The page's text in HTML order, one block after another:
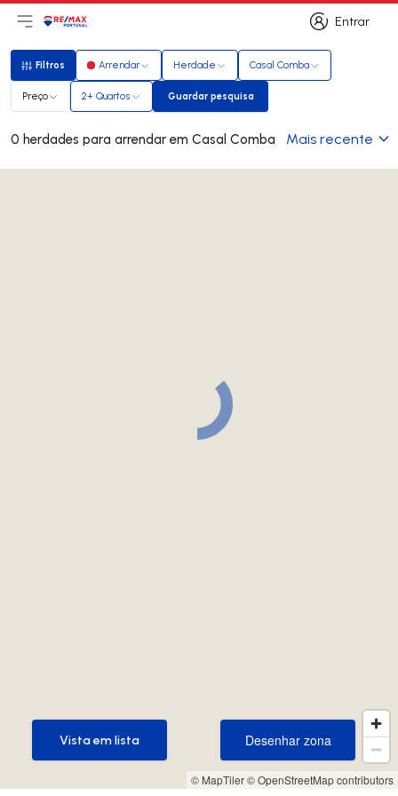
Entrar
Entrar
Abri menu principal
LogoIr para página inicial
Filtros
Filtros Arrendar Herdade Casal Comba
Preço 2+ Quartos Guardar pesquisa
Guardar pesquisa
0 herdades para arrendar em Casal Comba Mais recente
© MapTiler© OpenStreetMap contributors
Desenhar zona
Desenhar zona
Vista em lista
Vista em lista